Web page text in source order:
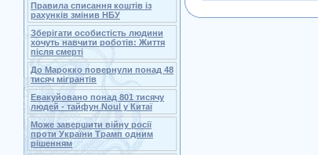
Правила списання коштів із
рахунків змінив НБУ
Зберігати особистість людини
хочуть навчити роботів: Життя
після смерті
До Марокко повернули понад 48
тисяч мігрантів
Евакуйовано понад 801 тисячу
людей - тайфун Noul у Китаї
Може завершити війну росії
проти України Трамп одним
рішенням